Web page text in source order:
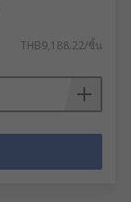
THB9,188.22/ชิ้น